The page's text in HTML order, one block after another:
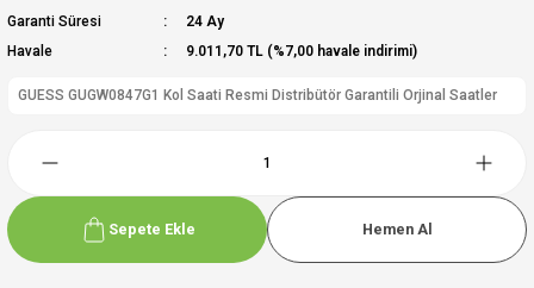
Garanti Süresi
24 Ay
Havale
9.011,70 TL (%7,00 havale indirimi)
GUESS GUGW0847G1 Kol Saati Resmi Distribütör Garantili Orjinal Saatler
Sepete Ekle Hemen Al